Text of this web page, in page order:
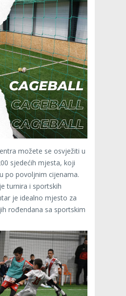
možete se osvježiti u
sjedećih mjesta, koji
po povoljnim cijenama.
turnira i sportskih
je idealno mjesto za
rođendana sa sportskim